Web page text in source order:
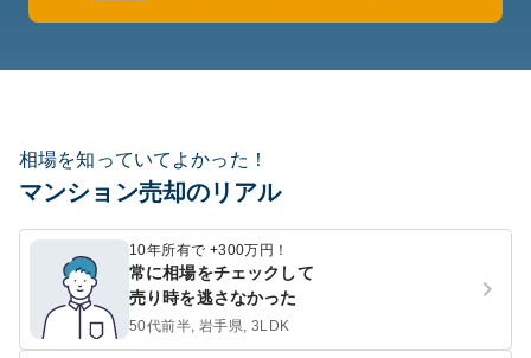
相場を知っていてよかった！
マンション売却のリアル
10年所有で +300万円！
常に相場をチェックして
売り時を逃さなかった
50代前半, 岩手県, 3LDK